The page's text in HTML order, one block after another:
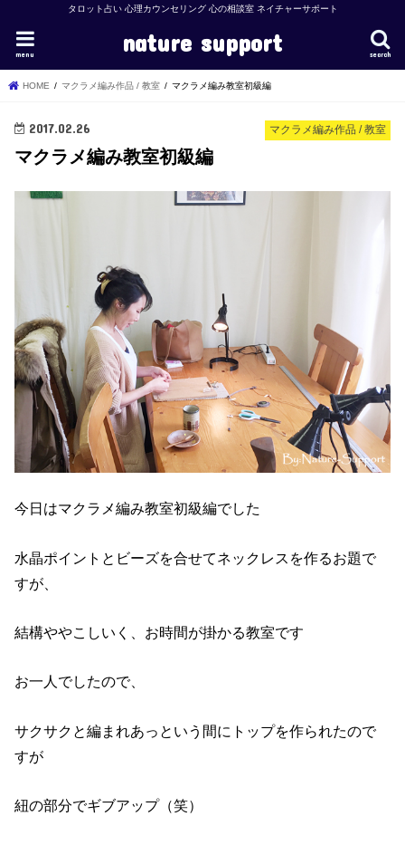
タロット占い 心理カウンセリング 心の相談室 ネイチャーサポート
nature support search
menu
HOME マクラメ編み作品 / 教室 マクラメ編み教室初級編
マクラメ編み作品 / 教室
2017.02.26
マクラメ編み教室初級編
今日はマクラメ編み教室初級編でした
水晶ポイントとビーズを合せてネックレスを作るお題で
すが、
結構ややこしいく、お時間が掛かる教室です
お一人でしたので、
サクサクと編まれあっという間にトップを作られたので
すが
紐の部分でギブアップ（笑）